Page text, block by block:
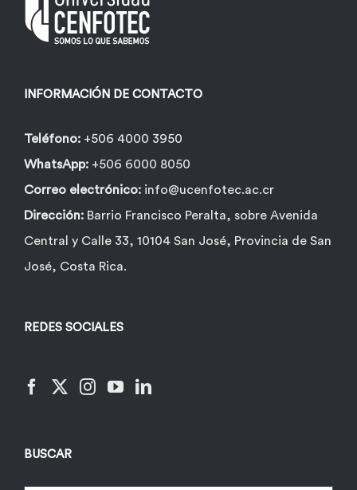
pueden
elegir
la
de
producto
INFORMACIÓN DE CONTACTO
Teléfono: +506 4000 3950
WhatsApp: +506 6000 8050
Correo electrónico: info@ucenfotec.ac.cr
Dirección: Barrio Francisco Peralta, sobre Avenida
Central y Calle 33, 10104 San José, Provincia de San
José, Costa Rica.
REDES SOCIALES
BUSCAR